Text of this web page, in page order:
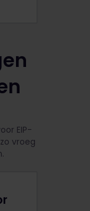
EIP-
vroeg